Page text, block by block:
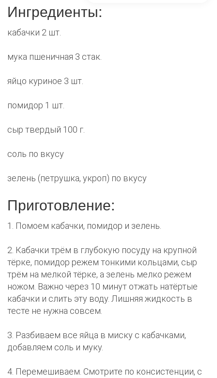
Ингредиенты:
кабачки 2 шт.
мука пшеничная 3 стак.
яйцо куриное 3 шт.
помидор 1 шт.
сыр твердый 100 г.
соль по вкусу
зелень (петрушка, укроп) по вкусу
Приготовление:
1. Помоем кабачки, помидор и зелень.
2. Кабачки трём в глубокую посуду на крупной
тёрке, помидор режем тонкими кольцами, сыр
трём на мелкой тёрке, а зелень мелко режем
ножом. Важно через 10 минут отжать натёртые
кабачки и слить эту воду. Лишняя жидкость в
тесте не нужна совсем.
3. Разбиваем все яйца в миску с кабачками,
добавляем соль и муку.
4. Перемешиваем. Смотрите по консистенции, с